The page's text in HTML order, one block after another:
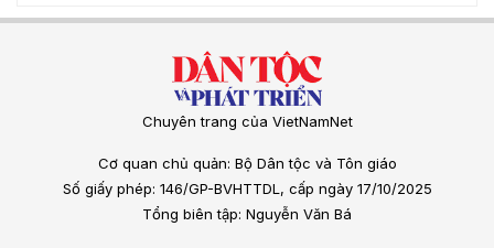
Chuyên trang của VietNamNet
Cơ quan chủ quản: Bộ Dân tộc và Tôn giáo
Số giấy phép: 146/GP-BVHTTDL, cấp ngày 17/10/2025
Tổng biên tập: Nguyễn Văn Bá